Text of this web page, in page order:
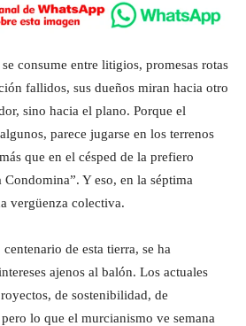
consume entre litigios, promesas rotas
fallidos, sus dueños miran hacia otro
sino hacia el plano. Porque el
parece jugarse en los terrenos
que en el césped de la prefiero
Y eso, en la séptima
vergüenza colectiva.
de esta tierra, se ha
ajenos al balón. Los actuales
de sostenibilidad, de
lo que el murcianismo ve semana